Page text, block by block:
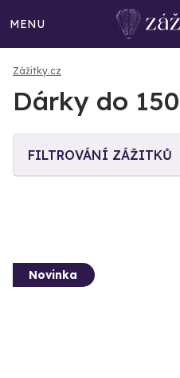
MENU
Zážitky.cz
Dárky do
FILTROVÁNÍ ZÁŽITKŮ
Novinka